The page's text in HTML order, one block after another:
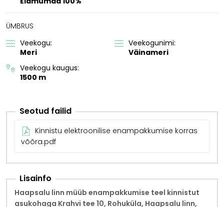
ÜMBRUS
Veekogu:
Meri
Veekogunimi:
Väinameri
Veekogu kaugus:
1500 m
Seotud failid
Kinnistu elektroonilise enampakkumise korras
võõra.pdf
Lisainfo
Haapsalu linn müüb enampakkumise teel kinnistut
asukohaga Krahvi tee 10, Rohuküla, Haapsalu linn,